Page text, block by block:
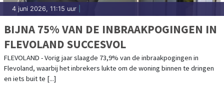
4 juni 2026, 11:15 uur
BIJNA 75% VAN DE INBRAAKPOGINGEN IN
FLEVOLAND SUCCESVOL
FLEVOLAND - Vorig jaar slaagde 73,9% van de inbraakpogingen in
Flevoland, waarbij het inbrekers lukte om de woning binnen te dringen
en iets buit te [...]